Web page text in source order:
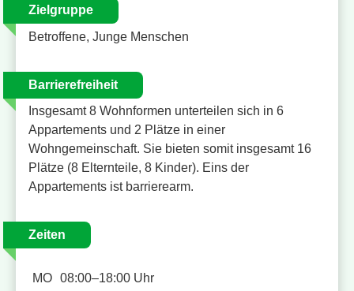
Zielgruppe
Betroffene, Junge Menschen
Barrierefreiheit
Insgesamt 8 Wohnformen unterteilen sich in 6
Appartements und 2 Plätze in einer
Wohngemeinschaft. Sie bieten somit insgesamt 16
Plätze (8 Elternteile, 8 Kinder). Eins der
Appartements ist barrierearm.
Zeiten
MO 08:00–18:00 Uhr